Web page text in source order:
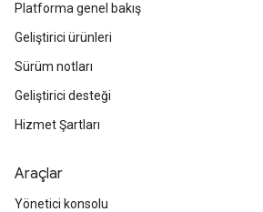
Platforma genel bakış
Geliştirici ürünleri
Sürüm notları
Geliştirici desteği
Hizmet Şartları
Araçlar
Yönetici konsolu